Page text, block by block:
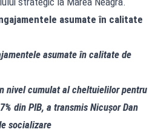
asumate în calitate
asumate în calitate de
nivel cumulat al cheltuielilor pentru
din PIB, a transmis Nicușor Dan
socializare